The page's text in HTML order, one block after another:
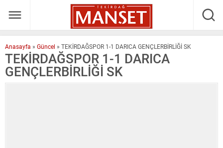
Anasayfa » Güncel » TEKİRDAĞSPOR 1-1 DARICA GENÇLERBİRLİĞİ SK
TEKİRDAĞSPOR 1-1 DARICA
GENÇLERBİRLİĞİ SK